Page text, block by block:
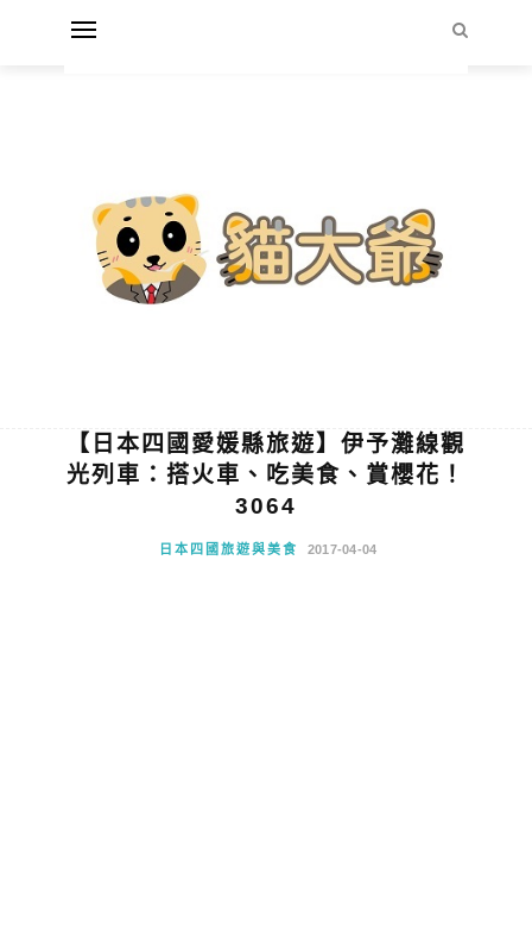
【日本四國愛媛縣旅遊】伊予灘線觀
光列車：搭火車、吃美食、賞櫻花！
3064
日本四國旅遊與美食 2017-04-04